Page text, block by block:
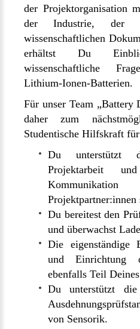
der Projektorganisation
der Industrie, der
wissenschaftlichen
erhältst Du
wissenschaftliche
Lithium-Ionen-Batterien.
Für unser Team „Battery
daher zum
Studentische Hilfskraft
Du unterstützt
Projektarbeit
Projektpartner:innen
Du bereitest den
und überwachst
Die eigenständige
und Einrichtung
ebenfalls Teil
Du unterstützt die
von Sensorik.